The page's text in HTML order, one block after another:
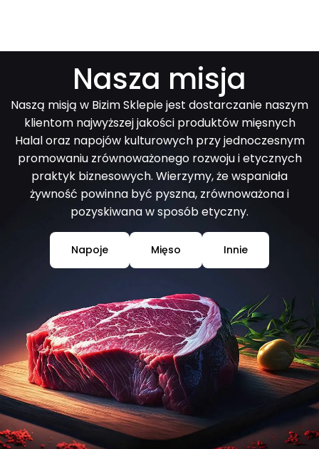
Nasza misja
Naszą misją w Bizim Sklepie jest dostarczanie naszym
klientom najwyższej jakości produktów mięsnych
Halal oraz napojów kulturowych przy jednoczesnym
promowaniu zrównoważonego rozwoju i etycznych
praktyk biznesowych. Wierzymy, że wspaniała
żywność powinna być pyszna, zrównoważona i
pozyskiwana w sposób etyczny.
Napoje Mięso Innie